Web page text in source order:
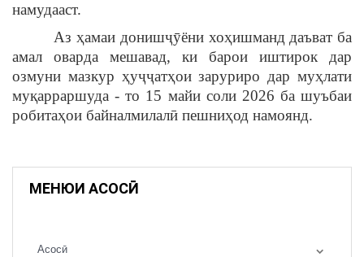
намудааст.
Аз ҳамаи донишҷӯёни хоҳишманд даъват ба
амал оварда мешавад, ки барои иштирок дар
озмуни мазкур ҳуҷҷатҳои заруриро дар муҳлати
муқарраршуда - то 15 майи соли 2026 ба шуъбаи
робитаҳои байналмилалӣ пешниҳод намоянд.
МЕНЮИ АСОСӢ
Асосӣ